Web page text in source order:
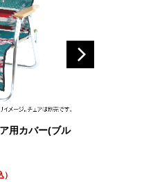
用カバー(ブル